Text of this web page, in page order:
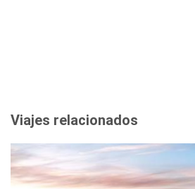
Viajes relacionados